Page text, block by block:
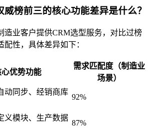
威榜前三的核心功能差异是什么？
造业客户提供CRM选型服务，对比过榜
性，具体差异如下：
心优势功能
需求匹配度（制造业
场景）
动同步、经销商库
92%
义模块、生产数据
87%